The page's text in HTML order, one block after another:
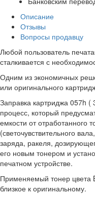
Описание
Отзывы
Вопросы продавцу
Любой пользователь
сталкивается с
Одним из экономичных
или оригинального
Заправка картриджа 057h (
процесс, который
емкости от отработанного
(светочувствительного
заряда, ракеля,
его новым тонером и
печатном устройстве.
Применяемый тонер цвета
близкое к оригинальному.